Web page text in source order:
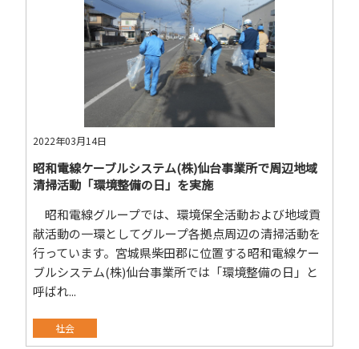
2022年03月14日
昭和電線ケーブルシステム(株)仙台事業所で周辺地域
清掃活動「環境整備の日」を実施
昭和電線グループでは、環境保全活動および地域貢
献活動の一環としてグループ各拠点周辺の清掃活動を
行っています。宮城県柴田郡に位置する昭和電線ケー
ブルシステム(株)仙台事業所では「環境整備の日」と
呼ばれ...
社会